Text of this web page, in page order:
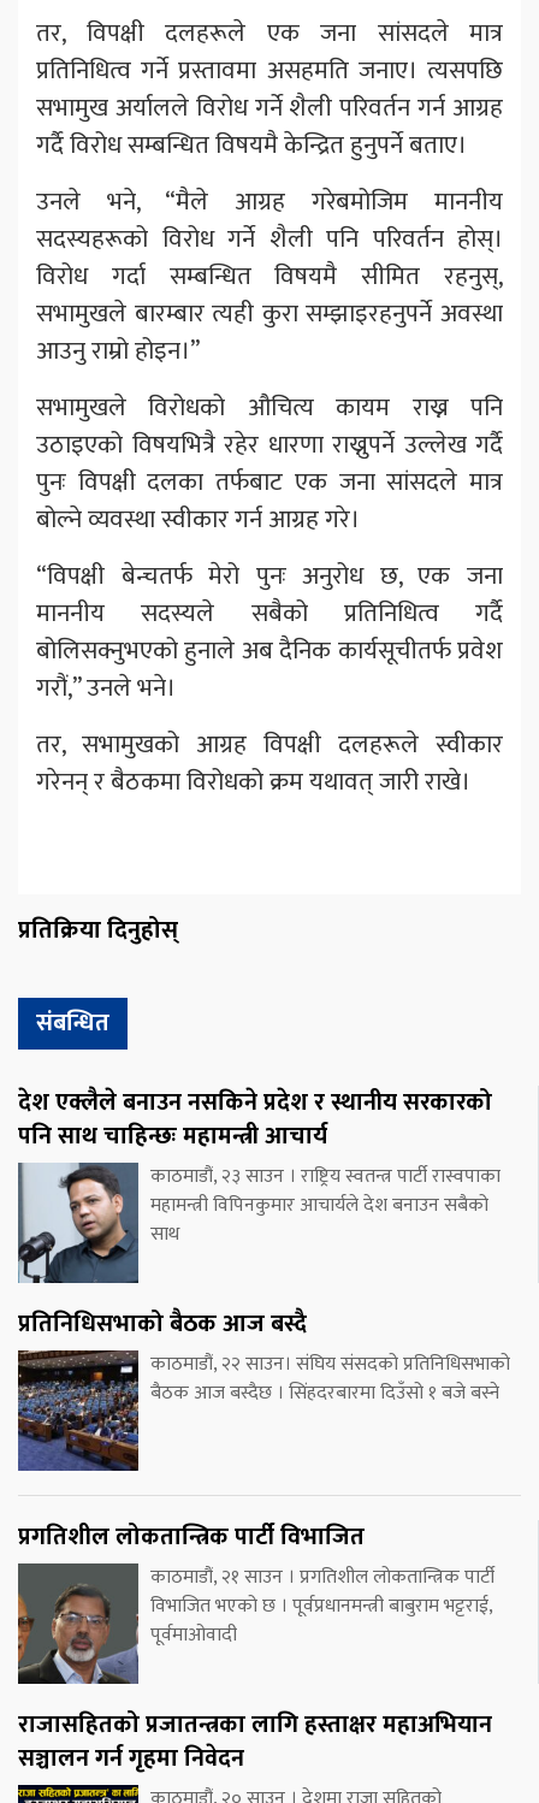
तर, विपक्षी दलहरूले एक जना सांसदले मात्र
प्रतिनिधित्व गर्ने प्रस्तावमा असहमति जनाए। त्यसपछि
सभामुख अर्यालले विरोध गर्ने शैली परिवर्तन गर्न आग्रह
गर्दै विरोध सम्बन्धित विषयमै केन्द्रित हुनुपर्ने बताए।
उनले भने, “मैले आग्रह गरेबमोजिम माननीय
सदस्यहरूको विरोध गर्ने शैली पनि परिवर्तन होस्।
विरोध गर्दा सम्बन्धित विषयमै सीमित रहनुस्,
सभामुखले बारम्बार त्यही कुरा सम्झाइरहनुपर्ने अवस्था
आउनु राम्रो होइन।”
सभामुखले विरोधको औचित्य कायम राख्न पनि
उठाइएको विषयभित्रै रहेर धारणा राख्नुपर्ने उल्लेख गर्दै
पुनः विपक्षी दलका तर्फबाट एक जना सांसदले मात्र
बोल्ने व्यवस्था स्वीकार गर्न आग्रह गरे।
“विपक्षी बेन्चतर्फ मेरो पुनः अनुरोध छ, एक जना
माननीय सदस्यले सबैको प्रतिनिधित्व गर्दै
बोलिसक्नुभएको हुनाले अब दैनिक कार्यसूचीतर्फ प्रवेश
गरौं,” उनले भने।
तर, सभामुखको आग्रह विपक्षी दलहरूले स्वीकार
गरेनन् र बैठकमा विरोधको क्रम यथावत् जारी राखे।
प्रतिक्रिया दिनुहोस्
संबन्धित
देश एक्लैले बनाउन नसकिने प्रदेश र स्थानीय सरकारको
पनि साथ चाहिन्छः महामन्त्री आचार्य
काठमाडौं, २३ साउन । राष्ट्रिय स्वतन्त्र पार्टी रास्वपाका
महामन्त्री विपिनकुमार आचार्यले देश बनाउन सबैको
साथ
प्रतिनिधिसभाको बैठक आज बस्दै
काठमाडौं, २२ साउन। संघिय संसदको प्रतिनिधिसभाको
बैठक आज बस्दैछ । सिंहदरबारमा दिउँसो १ बजे बस्ने
प्रगतिशील लोकतान्त्रिक पार्टी विभाजित
काठमाडौं, २१ साउन । प्रगतिशील लोकतान्त्रिक पार्टी
विभाजित भएको छ । पूर्वप्रधानमन्त्री बाबुराम भट्टराई,
पूर्वमाओवादी
राजासहितको प्रजातन्त्रका लागि हस्ताक्षर महाअभियान
सञ्चालन गर्न गृहमा निवेदन